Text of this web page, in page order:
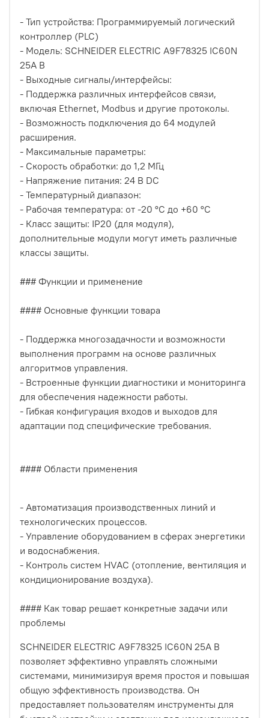
- Тип устройства: Программируемый логический
контроллер (PLC)
- Модель: SCHNEIDER ELECTRIC A9F78325 IC60N
25A B
- Выходные сигналы/интерфейсы:
- Поддержка различных интерфейсов связи,
включая Ethernet, Modbus и другие протоколы.
- Возможность подключения до 64 модулей
расширения.
- Максимальные параметры:
- Скорость обработки: до 1,2 МГц
- Напряжение питания: 24 В DC
- Температурный диапазон:
- Рабочая температура: от -20 °C до +60 °C
- Класс защиты: IP20 (для модуля),
дополнительные модули могут иметь различные
классы защиты.
### Функции и применение
#### Основные функции товара
- Поддержка многозадачности и возможности
выполнения программ на основе различных
алгоритмов управления.
- Встроенные функции диагностики и мониторинга
для обеспечения надежности работы.
- Гибкая конфигурация входов и выходов для
адаптации под специфические требования.
#### Области применения
- Автоматизация производственных линий и
технологических процессов.
- Управление оборудованием в сферах энергетики
и водоснабжения.
- Контроль систем HVAC (отопление, вентиляция и
кондиционирование воздуха).
#### Как товар решает конкретные задачи или
проблемы
SCHNEIDER ELECTRIC A9F78325 IC60N 25A B
позволяет эффективно управлять сложными
системами, минимизируя время простоя и повышая
общую эффективность производства. Он
предоставляет пользователям инструменты для